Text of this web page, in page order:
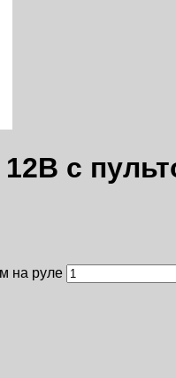
с
на руле